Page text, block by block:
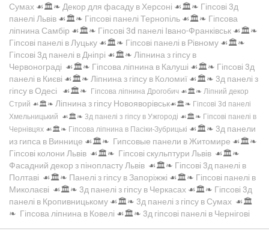
Сумах ☙🏛️❧ Декор для фасаду в Херсоні ☙🏛️❧ Гіпсові 3д
панелі Львів ☙🏛️❧ Гіпсові панелі Тернопіль ☙🏛️❧ Гіпсова
ліпнина Самбір ☙🏛️❧ Гіпсові 3d панелі Івано-Франківськ ☙🏛️❧
Гіпсові панелі в Луцьку ☙🏛️❧ Гіпсові панелі в Рівному ☙🏛️❧
Гіпсові 3д панелі в Дніпрі ☙🏛️❧ Ліпнина з гіпсу в
Червонограді ☙🏛️❧ Гіпсова ліпнина в Калуші ☙🏛️❧ Гіпсові 3д
панелі в Києві ☙🏛️❧ Ліпнина з гіпсу в Коломиї ☙🏛️❧ 3д панелі з
гіпсу в Одесі ☙🏛️❧ Гіпсова ліпнина Дрогобич ☙🏛️❧ Ліпний декор
Стрий ☙🏛️❧ Ліпнина з гіпсу Новояворівськ☙🏛️❧ Гіпсові 3d панелі
Хмельницький ☙🏛️❧ 3д панелі з гіпсу в Ужгороді ☙🏛️❧ Гіпсові панелі в
Чернівцях ☙🏛️❧ Гіпсова ліпнина в Пасіки-Зубрицькі ☙🏛️❧ 3д панели
из гипса в Виннице ☙🏛️❧ Гипсовые панели в Житомире ☙🏛️❧
Гіпсові колони Львів ☙🏛️❧ Гіпсові скульптури Львів ☙🏛️❧
Фасадний декор з пінопласту Львів ☙🏛️❧ Гіпсові 3д панелі в
Полтаві ☙🏛️❧ Панелі з гіпсу в Запоріжжі ☙🏛️❧ Гіпсові панелі в
Миколаєві ☙🏛️❧ 3д панелі з гіпсу в Черкасах ☙🏛️❧ Гіпсові 3д
панелі в Кропивницькому ☙🏛️❧ 3д панелі з гіпсу в Сумах ☙🏛️
❧ Гіпсова ліпнина в Ковелі ☙🏛️❧ 3д гіпсові панелі в Чернігові